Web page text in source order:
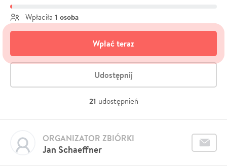
Wpłaciła 1 osoba
Wpłać teraz
Udostępnij
21 udostępnień
Jan Schaeffner
ORGANIZATOR ZBIÓRKI